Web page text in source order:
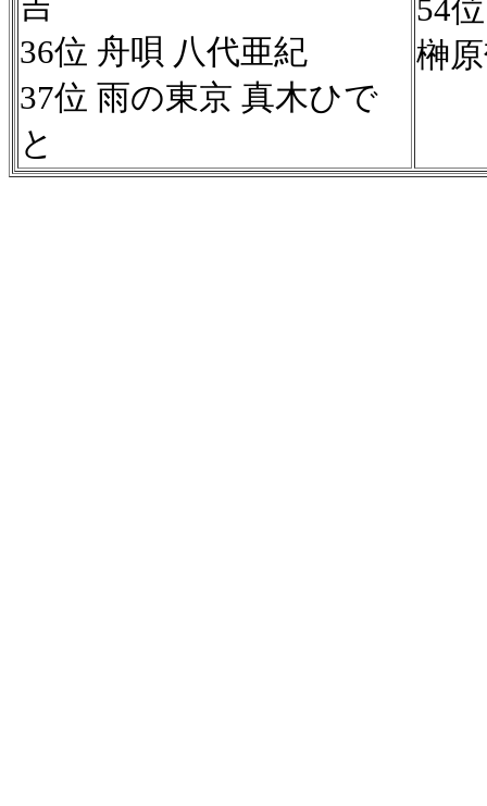
36位 舟唄 八代亜紀
37位 雨の東京 真木ひで
と
54
榊